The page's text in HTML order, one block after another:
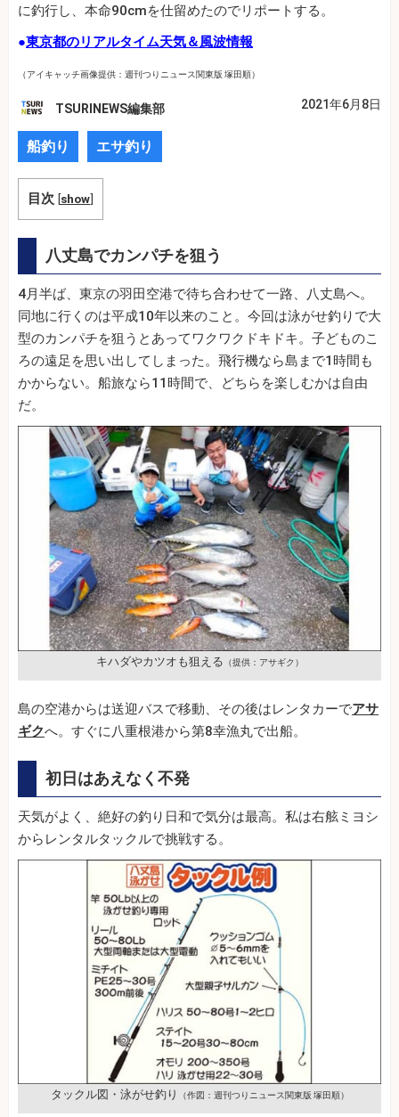
に釣行し、本命90cmを仕留めたのでリポートする。
●東京都のリアルタイム天気＆風波情報
（アイキャッチ画像提供：週刊つりニュース関東版 塚田順）
TSURINEWS編集部 2021年6月8日
船釣り エサ釣り
目次 [show]
八丈島でカンパチを狙う
4月半ば、東京の羽田空港で待ち合わせて一路、八丈島へ。
同地に行くのは平成10年以来のこと。今回は泳がせ釣りで大
型のカンパチを狙うとあってワクワクドキドキ。子どものこ
ろの遠足を思い出してしまった。飛行機なら島まで1時間も
かからない。船旅なら11時間で、どちらを楽しむかは自由
だ。
キハダやカツオも狙える （提供：アサギク）
島の空港からは送迎バスで移動、その後はレンタカーでアサ
ギクへ。すぐに八重根港から第8幸漁丸で出船。
初日はあえなく不発
天気がよく、絶好の釣り日和で気分は最高。私は右舷ミヨシ
からレンタルタックルで挑戦する。
タックル図・泳がせ釣り （作図：週刊つりニュース関東版 塚田順）